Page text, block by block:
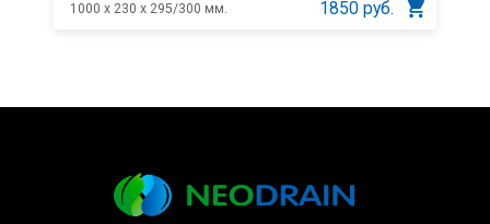
1000 x 230 x 295/300 мм. 1850 руб.